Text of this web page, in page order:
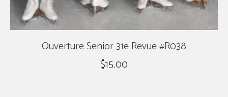
Ouverture Senior 31e Revue #R038
$15.00